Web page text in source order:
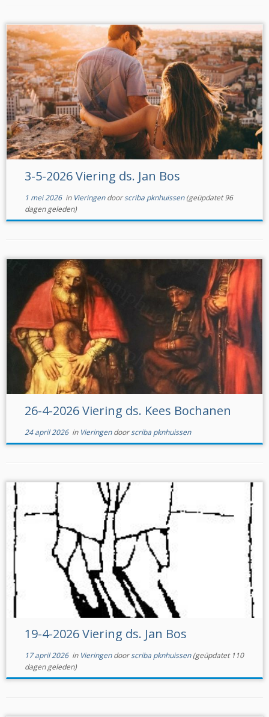
3-5-2026 Viering ds. Jan Bos
1 mei 2026in Vieringendoorscriba pknhuissen(geüpdatet 96
dagen geleden)
26-4-2026 Viering ds. Kees Bochanen
24 april 2026in Vieringendoorscriba pknhuissen
19-4-2026 Viering ds. Jan Bos
17 april 2026in Vieringendoorscriba pknhuissen(geüpdatet 110
dagen geleden)